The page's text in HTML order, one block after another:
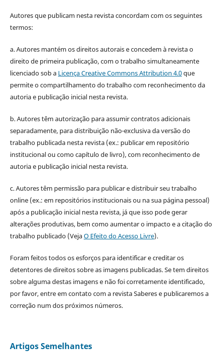
Autores que publicam nesta revista concordam com os seguintes
termos:
a. Autores mantém os direitos autorais e concedem à revista o
direito de primeira publicação, com o trabalho simultaneamente
licenciado sob a Licença Creative Commons Attribution 4.0que
permite o compartilhamento do trabalho com reconhecimento da
autoria e publicação inicial nesta revista.
b. Autores têm autorização para assumir contratos adicionais
separadamente, para distribuição não-exclusiva da versão do
trabalho publicada nesta revista (ex.: publicar em repositório
institucional ou como capítulo de livro), com reconhecimento de
autoria e publicação inicial nesta revista.
c. Autores têm permissão para publicar e distribuir seu trabalho
online (ex.: em repositórios institucionais ou na sua página pessoal)
após a publicação inicial nesta revista, já que isso pode gerar
alterações produtivas, bem como aumentar o impacto e a citação do
trabalho publicado (VejaO Efeito do Acesso Livre).
Foram feitos todos os esforços para identificar e creditar os
detentores de direitos sobre as imagens publicadas. Se tem direitos
sobre alguma destas imagens e não foi corretamente identificado,
por favor, entre em contato com a revista Saberes e publicaremos a
correção num dos próximos números.
Artigos Semelhantes